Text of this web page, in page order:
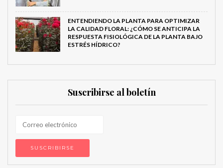
ENTENDIENDO LA PLANTA PARA OPTIMIZAR
LA CALIDAD FLORAL: ¿CÓMO SE ANTICIPA LA
RESPUESTA FISIOLÓGICA DE LA PLANTA BAJO
ESTRÉS HÍDRICO?
Suscribirse al boletín